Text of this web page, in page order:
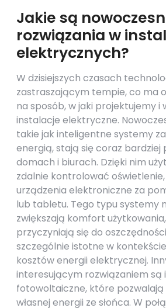
Jakie są
rozwiązania w
elektrycznych?
W dzisiejszych czasach
zastraszającym tempie, co ma
na sposób, w jaki projektujemy i
instalacje elektryczne.
takie jak inteligentne systemy
energią, stają się coraz bardziej
domach i biurach. Dzięki nim
zdalnie kontrolować
urządzenia elektroniczne za
lub tabletu. Tego typu systemy
zwiększają komfort
przyczyniają się do
szczególnie istotne w
kosztów energii elektrycznej.
interesującym rozwiązaniem są
fotowoltaiczne, które
własnej energii ze słońca. W